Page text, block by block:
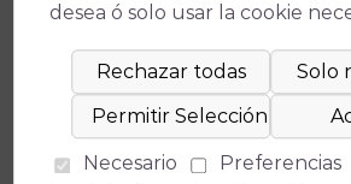
desea ó solo usar la cookie
Necesario
Preferencias